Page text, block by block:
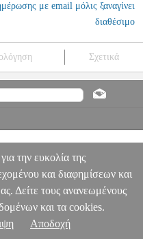
με email μόλις ξαναγίνει
διαθέσιμο
Σχετικά
ΜΟΥΣΙΚΑ
OP. 125
την ευκολία της
και διαφημίσεων και
Δείτε τους ανανεωμένους
και τα cookies.
Αποδοχή